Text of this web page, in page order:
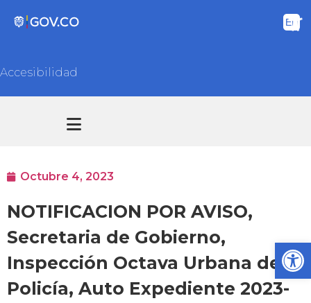
Accesibilidad
Octubre 4, 2023
NOTIFICACION POR AVISO,
Secretaria de Gobierno,
Inspección Octava Urbana de
Policía, Auto Expediente 2023-